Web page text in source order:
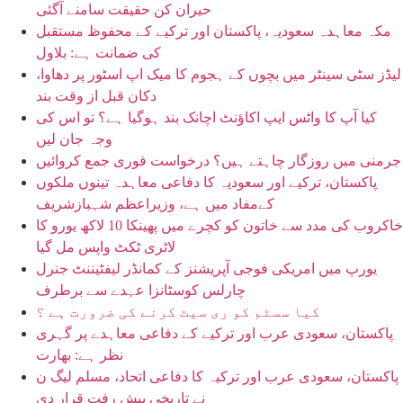
حیران کن حقیقت سامنے آگئی
مکہ معاہدہ سعودیہ، پاکستان اور ترکیے کے محفوظ مستقبل
کی ضمانت ہے: بلاول
لیڈز سٹی سینٹر میں بچوں کے ہجوم کا میک اپ اسٹور پر دھاوا،
دکان قبل از وقت بند
کیا آپ کا واٹس ایپ اکاؤنٹ اچانک بند ہوگیا ہے؟ تو اس کی
وجہ جان لیں
جرمنی میں روزگار چاہتے ہیں؟ درخواست فوری جمع کروائیں
پاکستان، ترکیے اور سعودیہ کا دفاعی معاہدہ تینوں ملکوں
کےمفاد میں ہے، وزیراعظم شہبازشریف
خاکروب کی مدد سے خاتون کو کچرے میں پھینکا 10 لاکھ یورو کا
لاٹری ٹکٹ واپس مل گیا
یورپ میں امریکی فوجی آپریشنز کے کمانڈر لیفٹیننٹ جنرل
چارلس کوسٹانزا عہدے سے برطرف
کیا سسٹم کو ری سیٹ کرنے کی ضرورت ہے ؟
پاکستان، سعودی عرب اور ترکیے کے دفاعی معاہدے پر گہری
نظر ہے: بھارت
پاکستان، سعودی عرب اور ترکیہ کا دفاعی اتحاد، مسلم لیگ ن
نے تاریخی پیش رفت قرار دی